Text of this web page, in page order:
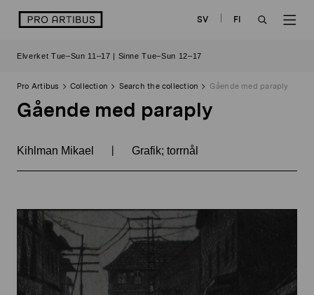
logo SV
FI
Elverket Tue–Sun 11–17 | Sinne Tue–Sun 12–17
Pro Artibus Collection Search the collection Gående med paraply
Gående med paraply
Kihlman Mikael | Grafik; torrnål